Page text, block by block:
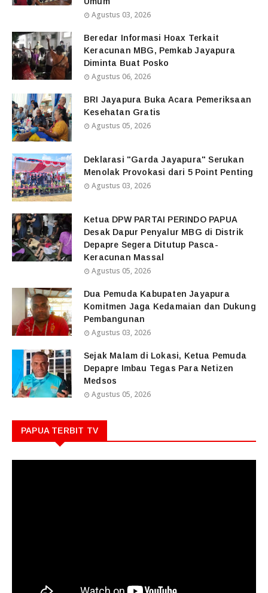
Agustus 03, 2026
Beredar Informasi Hoax Terkait
Keracunan MBG, Pemkab Jayapura
Diminta Buat Posko
Agustus 06, 2026
BRI Jayapura Buka Acara Pemeriksaan
Kesehatan Gratis
Agustus 05, 2026
Deklarasi "Garda Jayapura" Serukan
Menolak Provokasi dari 5 Point Penting
Agustus 03, 2026
Ketua DPW PARTAI PERINDO PAPUA
Desak Dapur Penyalur MBG di Distrik
Depapre Segera Ditutup Pasca-
Keracunan Massal
Agustus 05, 2026
Dua Pemuda Kabupaten Jayapura
Komitmen Jaga Kedamaian dan Dukung
Pembangunan
Agustus 03, 2026
Sejak Malam di Lokasi, Ketua Pemuda
Depapre Imbau Tegas Para Netizen
Medsos
Agustus 05, 2026
PAPUA TERBIT TV